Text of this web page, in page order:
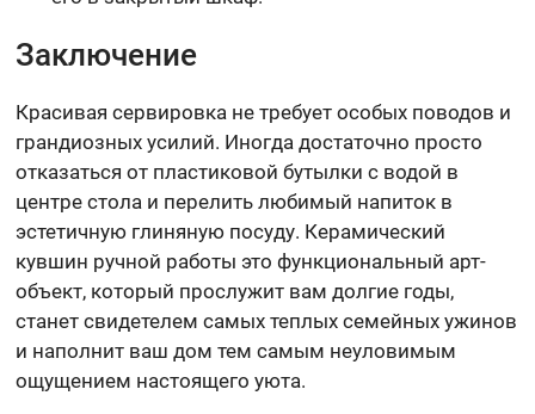
Заключение
Красивая сервировка не требует особых поводов и
грандиозных усилий. Иногда достаточно просто
отказаться от пластиковой бутылки с водой в
центре стола и перелить любимый напиток в
эстетичную глиняную посуду. Керамический
кувшин ручной работы это функциональный арт-
объект, который прослужит вам долгие годы,
станет свидетелем самых теплых семейных ужинов
и наполнит ваш дом тем самым неуловимым
ощущением настоящего уюта.